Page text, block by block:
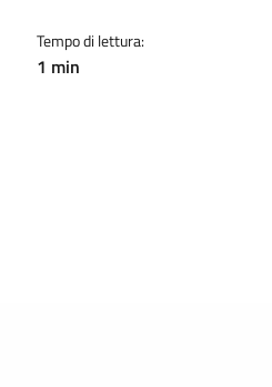
Tempo di lettura:
1 min